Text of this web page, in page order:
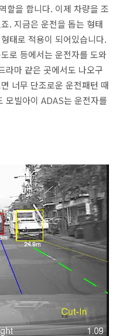
할을 합니다. 이제 차량을 조
. 지금은 운전을 돕는 형태
태로 적용이 되어있습니다.
로 등에서는 운전자를 도와
라마 같은 곳에서도 나오구
너무 단조로운 운전패턴 때
모빌아이 ADAS는 운전자를